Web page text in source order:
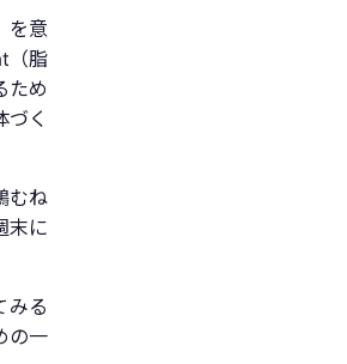
を意
（脂
ため
く
むね
末に
みる
の一